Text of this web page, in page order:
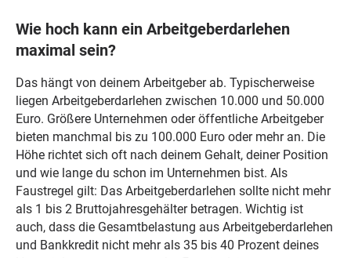
Wie hoch kann ein Arbeitgeberdarlehen
maximal sein?
Das hängt von deinem Arbeitgeber ab. Typischerweise
liegen Arbeitgeberdarlehen zwischen 10.000 und 50.000
Euro. Größere Unternehmen oder öffentliche Arbeitgeber
bieten manchmal bis zu 100.000 Euro oder mehr an. Die
Höhe richtet sich oft nach deinem Gehalt, deiner Position
und wie lange du schon im Unternehmen bist. Als
Faustregel gilt: Das Arbeitgeberdarlehen sollte nicht mehr
als 1 bis 2 Bruttojahresgehälter betragen. Wichtig ist
auch, dass die Gesamtbelastung aus Arbeitgeberdarlehen
und Bankkredit nicht mehr als 35 bis 40 Prozent deines